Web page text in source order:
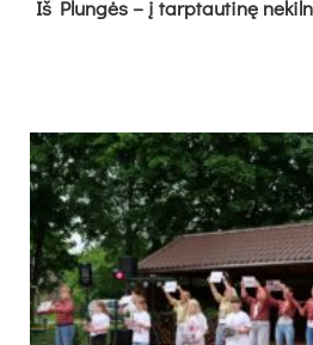
Iš Plungės – į tarptautinę